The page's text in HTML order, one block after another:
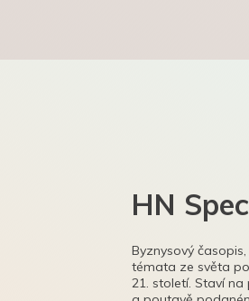
HN
Byznysový
témata ze světa
21. století. Staví